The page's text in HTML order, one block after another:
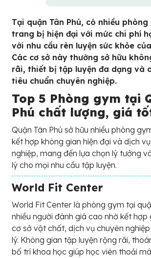
Tại quận Tân Phú, có nhiều
trang bị hiện đại với mức chi phí
với nhu cầu rèn luyện sức khỏe
Các cơ sở này thường sở hữu
rãi, thiết bị tập luyện đa dạng và
tiêu chuẩn chuyên nghiệp.
Top 5 Phòng gym tại
Phú chất lượng, giá
Quận Tân Phú sở hữu nhiều phòng
kết hợp không gian hiện đại và dịch
nghiệp, mang đến lựa chọn lý tưởng
lý cho mọi nhu cầu tập luyện.
World Fit Center
World Fit Center là phòng gym tại
nhiều người đánh giá cao nhờ kết hợp
cơ sở vật chất, dịch vụ chuyên
lý. Không gian tập luyện rộng rãi,
bố trí khoa học giúp học viên thoải